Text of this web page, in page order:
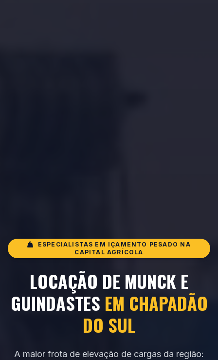
ESPECIALISTAS EM IÇAMENTO PESADO NA
CAPITAL AGRÍCOLA
LOCAÇÃO DE MUNCK E
GUINDASTES EM CHAPADÃO
DO SUL
A maior frota de elevação de cargas da região: